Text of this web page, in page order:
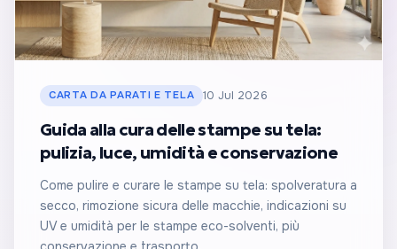
CARTA DA PARATI E TELA 10 Jul 2026
Guida alla cura delle stampe su tela:
pulizia, luce, umidità e conservazione
Come pulire e curare le stampe su tela: spolveratura a
secco, rimozione sicura delle macchie, indicazioni su
UV e umidità per le stampe eco-solventi, più